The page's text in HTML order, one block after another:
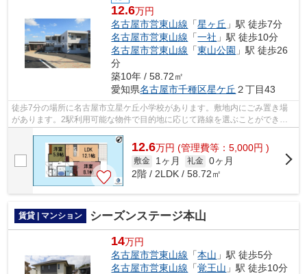
12.6万円
名古屋市営東山線 「星ヶ丘 」駅 徒歩7分
名古屋市営東山線 「一社 」駅 徒歩10分
名古屋市営東山線 「東山公園 」駅 徒歩26
分
築10年 / 58.72㎡
愛知県名古屋市千種区星ケ丘 ２丁目43
徒歩7分の場所に名古屋市立星ケ丘小学校があります。敷地内にごみ置き場
があります。2駅利用可能な物件で目的地に応じて路線を選ぶことができま
す。クレジットカードで初期費用がお支...
12.6万円 (管理費等：5,000円 )
敷金 1ヶ月 礼金 0ヶ月
2階 / 2LDK / 58.72㎡
賃貸 | マンション シーズンステージ本山
14万円
名古屋市営東山線 「本山 」駅 徒歩5分
名古屋市営東山線 「覚王山 」駅 徒歩10分